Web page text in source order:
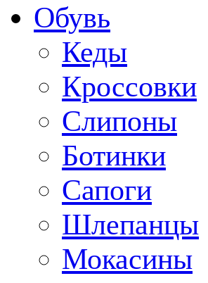
Обувь
Кеды
Кроссовки
Слипоны
Ботинки
Сапоги
Шлепанцы
Мокасины